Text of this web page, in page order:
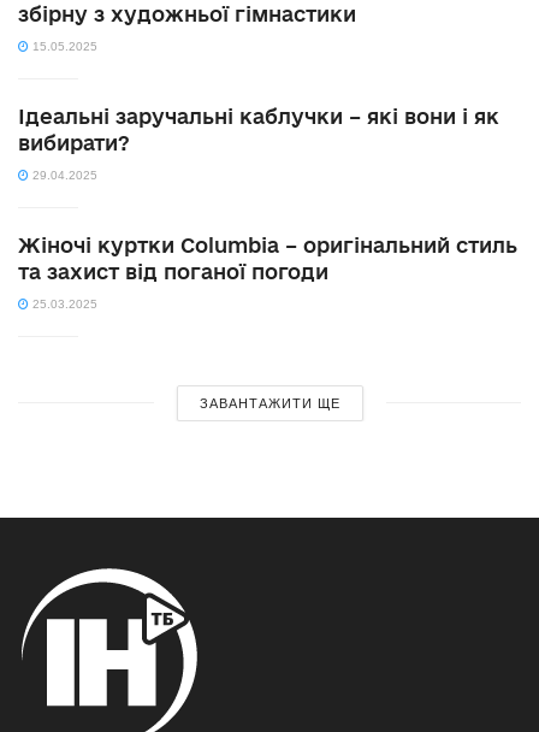
збірну з художньої гімнастики
15.05.2025
Ідеальні заручальні каблучки – які вони і як
вибирати?
29.04.2025
Жіночі куртки Columbia – оригінальний стиль
та захист від поганої погоди
25.03.2025
ЗАВАНТАЖИТИ ЩЕ